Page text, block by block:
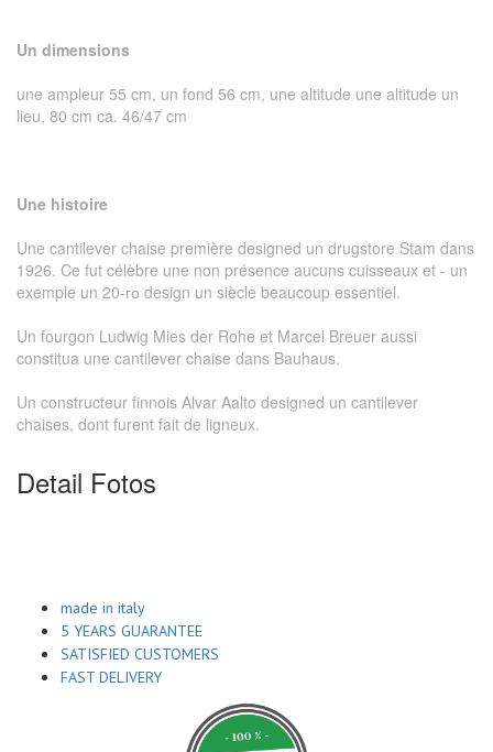
Un dimensions
une ampleur 55 cm, un fond 56 cm, une altitude une altitude un
lieu, 80 cm ca. 46/47 cm
Une histoire
Une cantilever chaise première designed un drugstore Stam dans
1926. Ce fut célèbre une non présence aucuns cuisseaux et - un
exemple un 20-го design un siècle beaucoup essentiel.
Un fourgon Ludwig Mies der Rohe et Marcel Breuer aussi
constitua une cantilever chaise dans Bauhaus.
Un constructeur finnois Alvar Aalto designed un cantilever
chaises, dont furent fait de ligneux.
Detail Fotos
made in italy
5 YEARS GUARANTEE
SATISFIED CUSTOMERS
FAST DELIVERY